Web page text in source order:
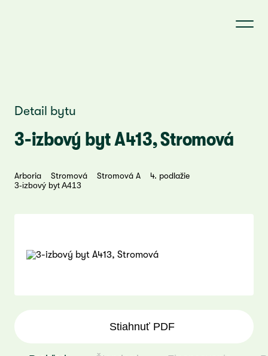
Detail bytu
3-izbový byt A413, Stromová
Arboria Stromová Stromová A
4. podlažie
3-izbový byt A413
Stiahnuť PDF